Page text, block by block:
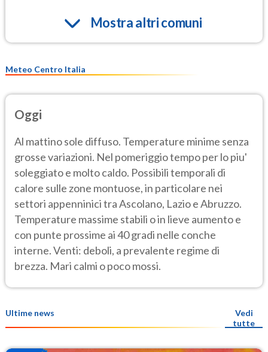
Mostra altri comuni
Meteo Centro Italia
Oggi
Al mattino sole diffuso. Temperature minime senza
grosse variazioni. Nel pomeriggio tempo per lo piu'
soleggiato e molto caldo. Possibili temporali di
calore sulle zone montuose, in particolare nei
settori appenninici tra Ascolano, Lazio e Abruzzo.
Temperature massime stabili o in lieve aumento e
con punte prossime ai 40 gradi nelle conche
interne. Venti: deboli, a prevalente regime di
brezza. Mari calmi o poco mossi.
Ultime news
Vedi
tutte